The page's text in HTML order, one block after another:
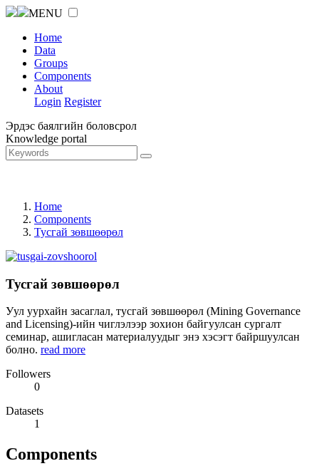
MENU
Home
Data
Groups
Components
About
Login Register
Эрдэс баялгийн боловсрол
Knowledge portal
Home
Components
Тусгай зөвшөөрөл
Тусгай зөвшөөрөл
Уул уурхайн засаглал, тусгай зөвшөөрөл (Mining Governance
and Licensing)-ийн чиглэлээр зохион байгуулсан сургалт
семинар, ашигласан материалуудыг энэ хэсэгт байршуулсан
болно. read more
Followers
0
Datasets
1
Components